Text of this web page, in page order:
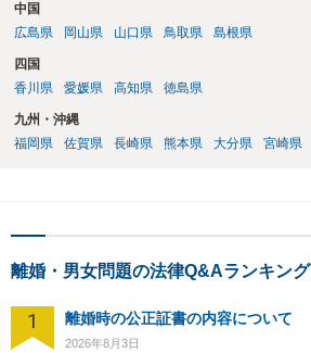
中国
広島県
岡山県 山口県 鳥取県 島根県
四国
香川県
愛媛県 高知県 徳島県
九州・沖縄
福岡県
佐賀県 長崎県 熊本県 大分県 宮崎県
離婚・男女問題の法律Q&Aランキング
1 離婚時の公正証書の内容について
2026年8月3日